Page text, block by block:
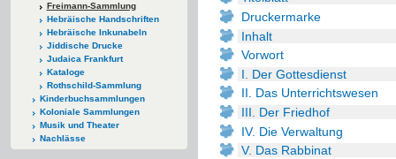
Freimann-Sammlung
Hebräische Handschriften
Hebräische Inkunabeln
Jiddische Drucke
Judaica Frankfurt
Kataloge
Rothschild-Sammlung
Kinderbuchsammlungen
Koloniale Sammlungen
Musik und Theater
Nachlässe
Druckermarke
Inhalt
Vorwort
I. Der Gottesdienst
II. Das Unterrichtswesen
III. Der Friedhof
IV. Die Verwaltung
V. Das Rabbinat